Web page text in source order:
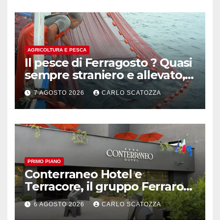
AGRICOLTURA E PESCA
Il pesce di Ferragosto ? Quasi
sempre straniero e allevato,
in sofferenza
7 AGOSTO 2026 CARLO SCATOZZA
PRIMO PIANO
Conterraneo Hotel e
Terracore, il gruppo Ferraro
amplia l’ ospitalità e il gusto
alle porte di Caserta
6 AGOSTO 2026 CARLO SCATOZZA